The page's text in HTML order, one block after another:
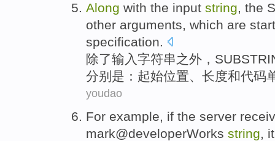
Along with the input string, the
other arguments, which are start
specification.
除了输入字符串之外，
分别 是 ： 起始位置、 长度和代码
youdao
For example, if the server
mark@developerWorks string, it